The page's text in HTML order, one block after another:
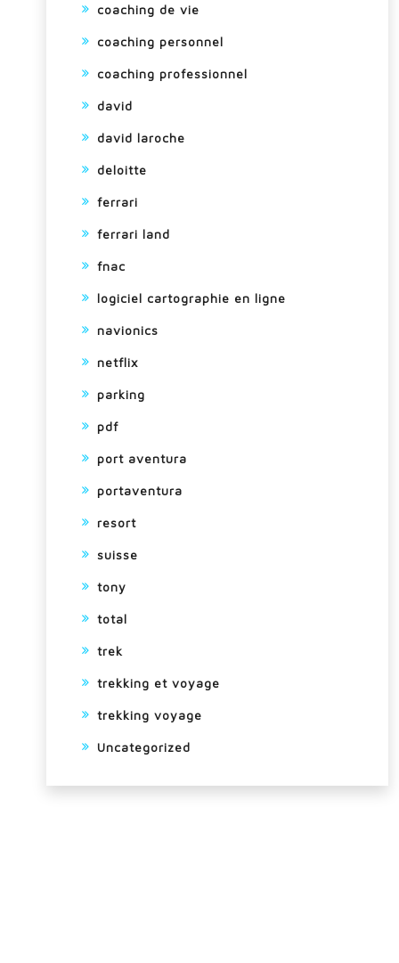
coaching de vie
coaching personnel
coaching professionnel
david
david laroche
deloitte
ferrari
ferrari land
fnac
logiciel cartographie en ligne
navionics
netflix
parking
pdf
port aventura
portaventura
resort
suisse
tony
total
trek
trekking et voyage
trekking voyage
Uncategorized